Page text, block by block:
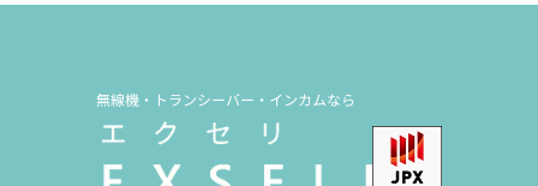
無線機・トランシーバー・インカムなら